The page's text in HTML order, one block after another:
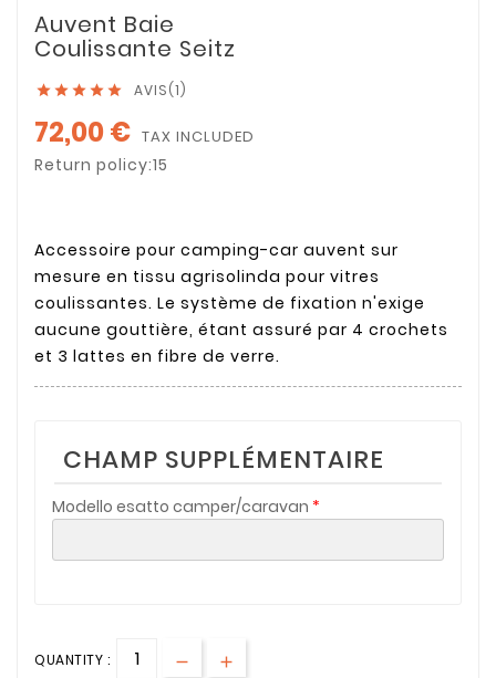
Auvent Baie
Coulissante Seitz
     AVIS(1)
72,00 € TAX INCLUDED
Return policy:15
Accessoire pour camping-car auvent sur
mesure en tissu agrisolinda pour vitres
coulissantes. Le système de fixation n'exige
aucune gouttière, étant assuré par 4 crochets
et 3 lattes en fibre de verre.
CHAMP SUPPLÉMENTAIRE
Modello esatto camper/caravan
QUANTITY :